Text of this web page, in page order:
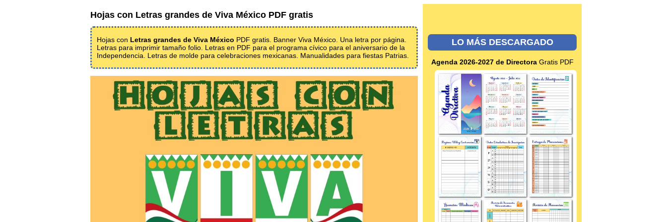
Hojas con Letras grandes de Viva México PDF gratis
Hojas con Letras grandes de Viva México PDF gratis. Banner Viva México. Una letra por página.
Letras para imprimir tamaño folio. Letras en PDF para el programa cívico para el aniversario de la
Independencia. Letras de molde para celebraciones mexicanas. Manualidades para fiestas Patrias.
LO MÁS DESCARGADO
Agenda 2026-2027 de DirectoraGratis PDF